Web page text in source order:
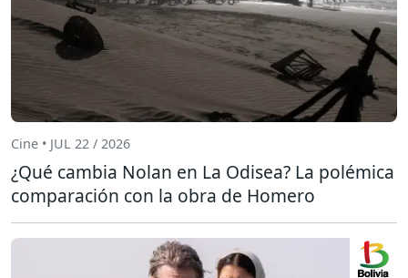
Cine • JUL 22 / 2026
¿Qué cambia Nolan en La Odisea? La polémica
comparación con la obra de Homero